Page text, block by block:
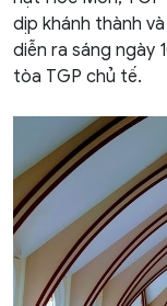
dịp khánh thành
diễn ra sáng ngày
tòa TGP chủ tế.